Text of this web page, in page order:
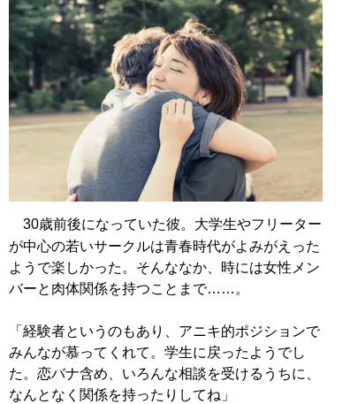
30歳前後になっていた彼。大学生やフリーター
が中心の若いサークルは青春時代がよみがえった
ようで楽しかった。そんななか、時には女性メン
バーと肉体関係を持つことまで……。
「経験者というのもあり、アニキ的ポジションで
みんなが慕ってくれて。学生に戻ったようでし
た。恋バナ含め、いろんな相談を受けるうちに、
なんとなく関係を持ったりしてね」